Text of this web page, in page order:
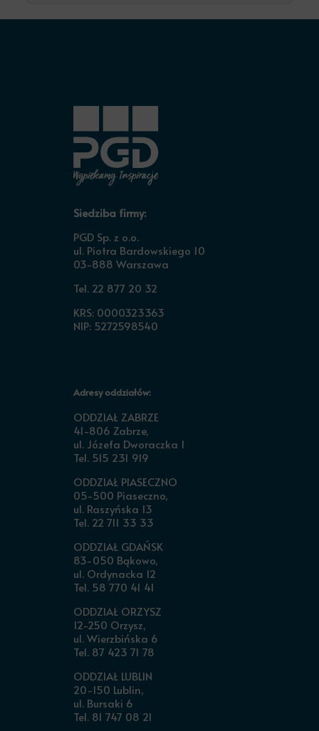
Siedziba firmy:
PGD Sp. z o.o.
ul. Piotra Bardowskiego 10
03-888 Warszawa
Tel. 22 877 20 32
KRS: 0000323363
NIP: 5272598540
Adresy oddziałów:
ODDZIAŁ ZABRZE
41-806 Zabrze,
ul. Józefa Dworaczka 1
Tel. 515 231 919
ODDZIAŁ PIASECZNO
05-500 Piaseczno,
ul. Raszyńska 13
Tel. 22 711 33 33
ODDZIAŁ GDAŃSK
83-050 Bąkowo,
ul. Ordynacka 12
Tel. 58 770 41 41
ODDZIAŁ ORZYSZ
12-250 Orzysz,
ul. Wierzbińska 6
Tel. 87 423 71 78
ODDZIAŁ LUBLIN
20-150 Lublin,
ul. Bursaki 6
Tel. 81 747 08 21